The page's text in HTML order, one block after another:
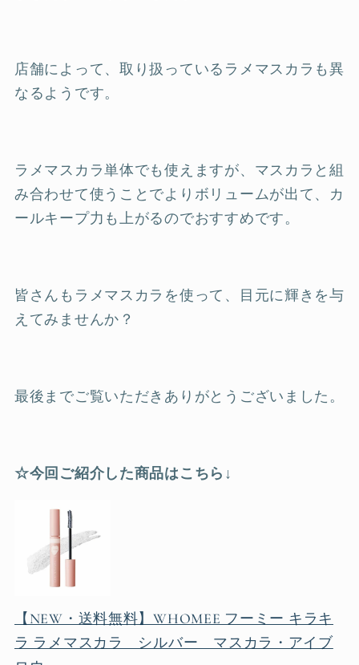
店舗によって、取り扱っているラメマスカラも異
なるようです。
ラメマスカラ単体でも使えますが、マスカラと組
み合わせて使うことでよりボリュームが出て、カ
ールキープ力も上がるのでおすすめです。
皆さんもラメマスカラを使って、目元に輝きを与
えてみませんか？
最後までご覧いただきありがとうございました。
☆今回ご紹介した商品はこちら↓
【NEW・送料無料】WHOMEE フーミー キラキ
ラ ラメマスカラ シルバー マスカラ・アイブ